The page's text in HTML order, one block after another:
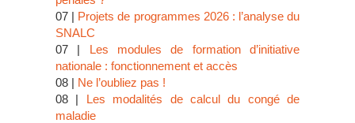
07 | Projets de programmes 2026 : l’analyse du
SNALC
07 | Les modules de formation d’initiative
nationale : fonctionnement et accès
08 | Ne l’oubliez pas !
08 | Les modalités de calcul du congé de
maladie